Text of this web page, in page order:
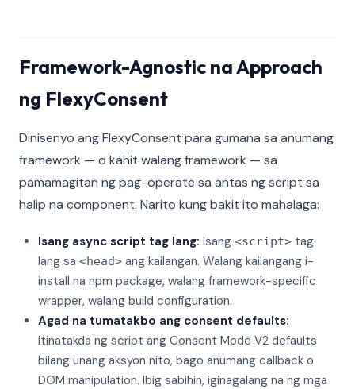
Framework-Agnostic na Approach
ng FlexyConsent
Dinisenyo ang FlexyConsent para gumana sa anumang
framework — o kahit walang framework — sa
pamamagitan ng pag-operate sa antas ng script sa
halip na component. Narito kung bakit ito mahalaga:
Isang async script tag lang: Isang <script> tag
lang sa <head> ang kailangan. Walang kailangang i-
install na npm package, walang framework-specific
wrapper, walang build configuration.
Agad na tumatakbo ang consent defaults:
Itinatakda ng script ang Consent Mode V2 defaults
bilang unang aksyon nito, bago anumang callback o
DOM manipulation. Ibig sabihin, iginagalang na ng mga